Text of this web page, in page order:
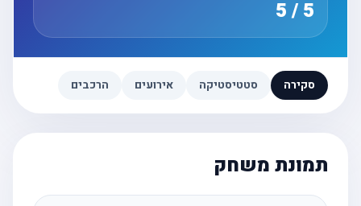
סקירה סטטיסטיקה אירועים הרכבים
תמונת משחק